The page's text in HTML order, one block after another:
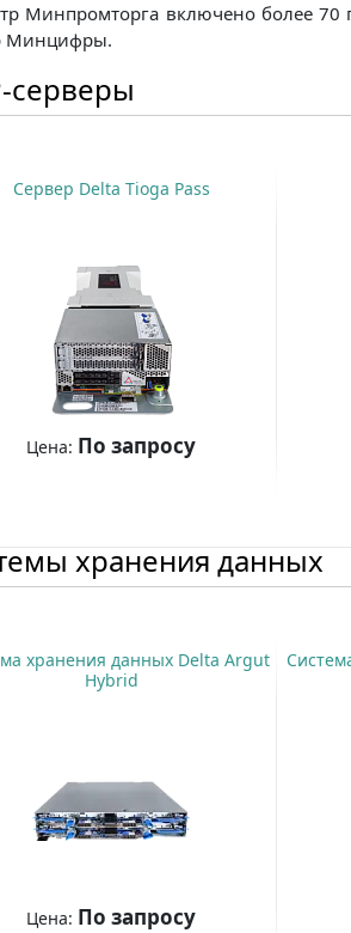
Минпромторга включено более
Минцифры.
серверы
Сервер Delta Tioga Pass
Цена: По запросу
хранения данных
хранения данных Delta Argut
Hybrid
Цена: По запросу